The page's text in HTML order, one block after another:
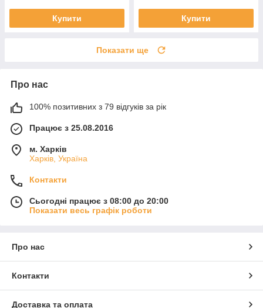
Купити Купити
Показати ще
Про нас
100% позитивних з 79 відгуків за рік
Працює з 25.08.2016
м. Харків
Харків, Україна
Контакти
Сьогодні працює з 08:00 до 20:00
Показати весь графік роботи
Про нас
Контакти
Доставка та оплата